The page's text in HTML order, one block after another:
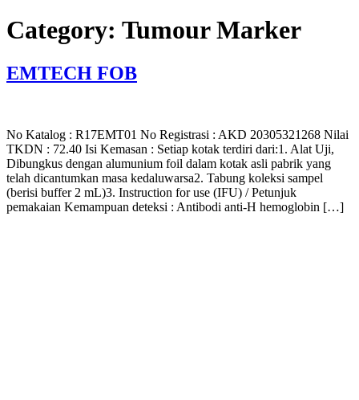
Category: Tumour Marker
EMTECH FOB
No Katalog : R17EMT01 No Registrasi : AKD 20305321268 Nilai
TKDN : 72.40 Isi Kemasan : Setiap kotak terdiri dari:1. Alat Uji,
Dibungkus dengan alumunium foil dalam kotak asli pabrik yang
telah dicantumkan masa kedaluwarsa2. Tabung koleksi sampel
(berisi buffer 2 mL)3. Instruction for use (IFU) / Petunjuk
pemakaian Kemampuan deteksi : Antibodi anti-H hemoglobin […]